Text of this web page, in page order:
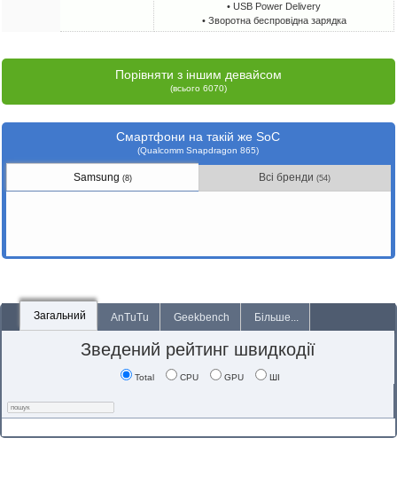
• USB Power Delivery
• Зворотна беспровідна зарядка
Порівняти з іншим девайсом
(всього 6070)
Смартфони на такій же SoC
(Qualcomm Snapdragon 865)
Samsung (8) Всі бренди(54)
Загальний AnTuTu Geekbench Більше...
Зведений рейтинг швидкодії
Total CPU GPU ШІ